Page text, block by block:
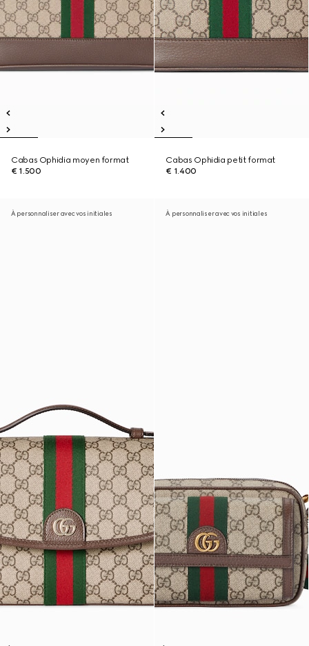
Cabas Ophidia moyen format
€ 1.500
Cabas Ophidia petit format
€ 1.400
À personnaliser avec vos initiales À personnaliser avec vos initiales